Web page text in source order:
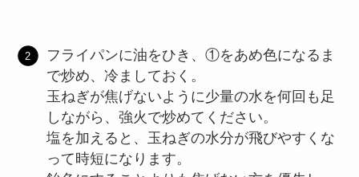
フライパンに油をひき、①をあめ色になるま
で炒め、冷ましておく。
玉ねぎが焦げないように少量の水を何回も足
しながら、強火で炒めてください。
塩を加えると、玉ねぎの水分が飛びやすくな
って時短になります。